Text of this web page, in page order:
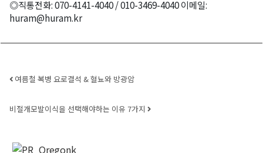
◎직통전화: 070-4141-4040 / 010-3469-4040 이메일:
huram@huram.kr
Post navigation
여름철 복병 요로결석 & 혈뇨와 방광암
비절개모발이식을 선택해야하는 이유 7가지